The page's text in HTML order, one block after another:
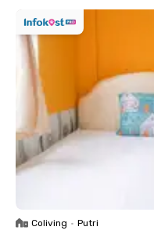
Coliving • Putri